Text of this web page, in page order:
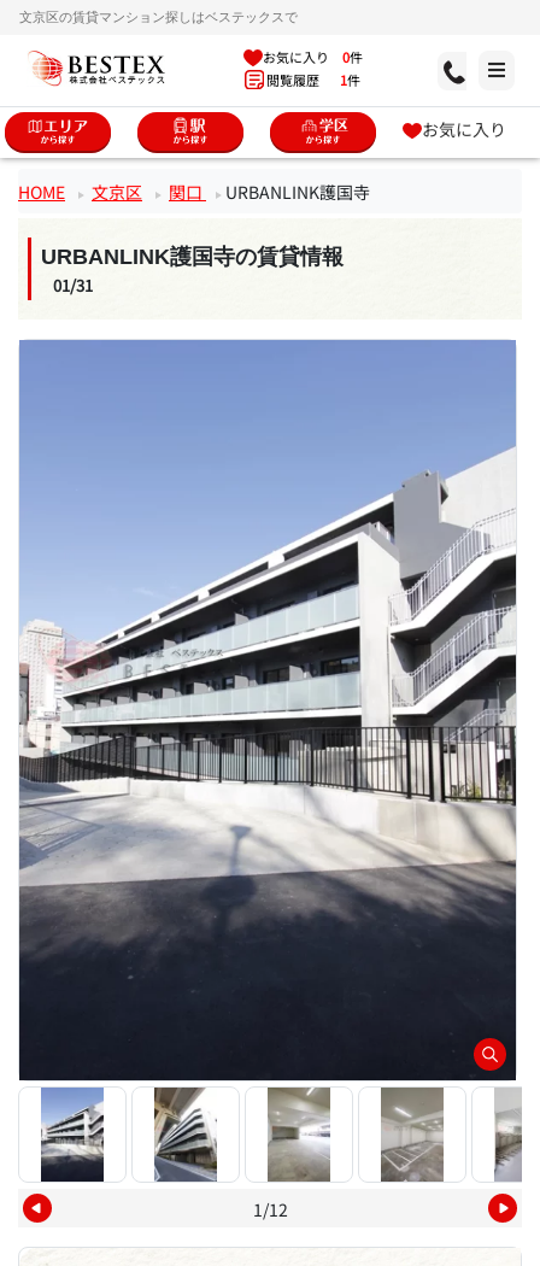
文京区の賃貸マンション探しはベステックスで
お気に入り 0件
閲覧履歴 1件
お気に入り
HOME 文京区 関口 URBANLINK護国寺
URBANLINK護国寺の賃貸情報
01/31
1/12